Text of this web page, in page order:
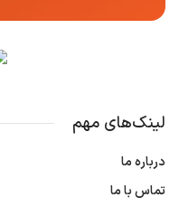
لینک‌های مهم
درباره ما
تماس با ما